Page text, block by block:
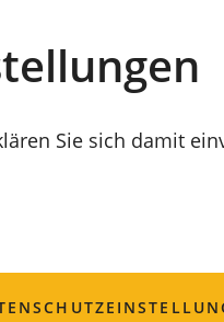
Sie sich damit